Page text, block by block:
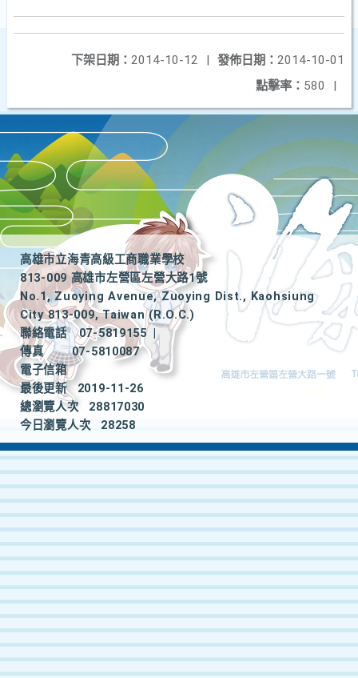
發佈日期： 2014-10-01
下架日期： 2014-10-12
|
點擊率： 580 |
高雄市立海青高級工商職業學校
813-009 高雄市左營區左營大路1號
No.1, Zuoying Avenue, Zuoying Dist., Kaohsiung
City 813-009, Taiwan (R.O.C.)
聯絡電話
07-5819155
|
傳真
07-5810087
電子信箱
最後更新
2019-11-26
總瀏覽人次
28817030
今日瀏覽人次
28258